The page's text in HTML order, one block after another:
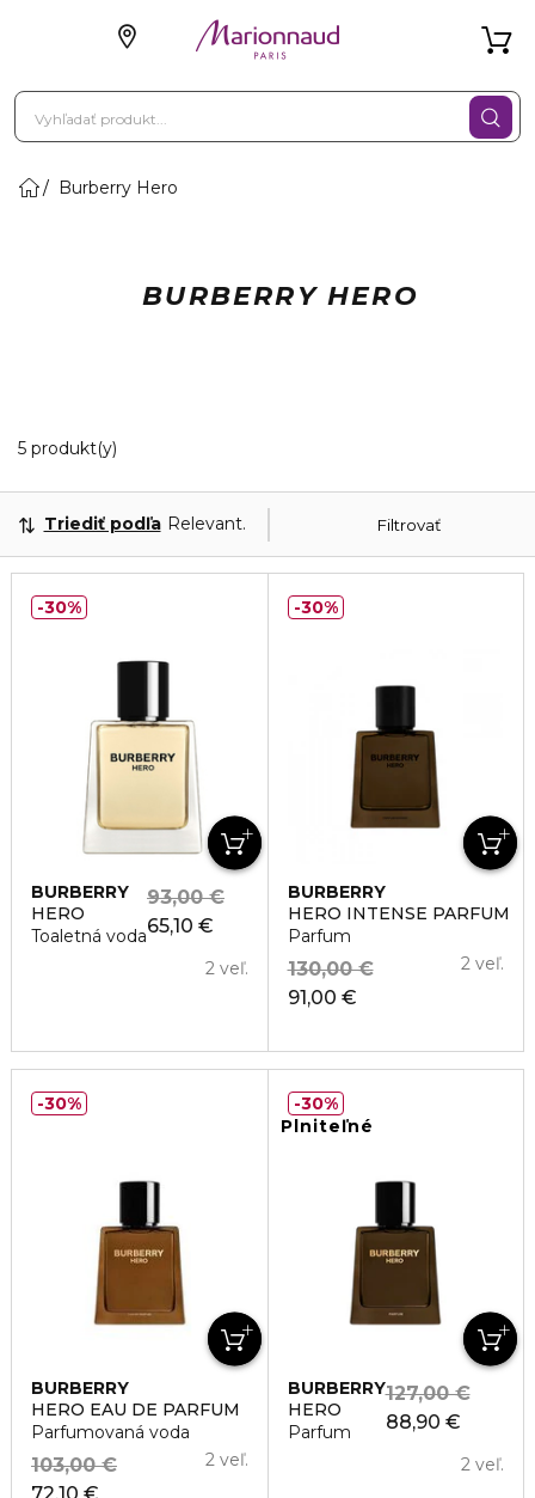
Burberry Hero
BURBERRY HERO
5 produkt(y)
Filtrovať
Triediť podľa Relevantnosť
BURBERRY
HERO
Toaletná voda65,10 €
93,00 €
2 veľ.
30%
BURBERRY
HERO INTENSE PARFUM
Parfum
91,00 €
130,00 € 2 veľ.
30%
BURBERRY
HERO EAU DE PARFUM
Parfumovaná voda
103,00 € 2 veľ.
30%
Plniteľné
BURBERRY
HERO
Parfum
88,90 €
127,00 €
2 veľ.
30%